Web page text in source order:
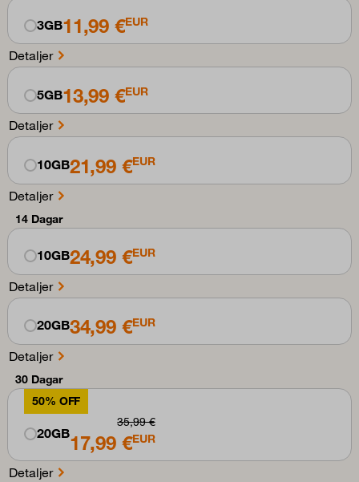
3GB11,99 €EUR
Detaljer
5GB13,99 €EUR
Detaljer
10GB21,99 €EUR
Detaljer
14 Dagar
10GB24,99 €EUR
Detaljer
20GB34,99 €EUR
Detaljer
30 Dagar
50% OFF
20GB
35,99 €
17,99 €EUR
Detaljer